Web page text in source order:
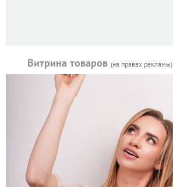
Витрина товаров (на правах рекламы)